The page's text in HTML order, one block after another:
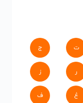
ت ج
ر ز
غ ف